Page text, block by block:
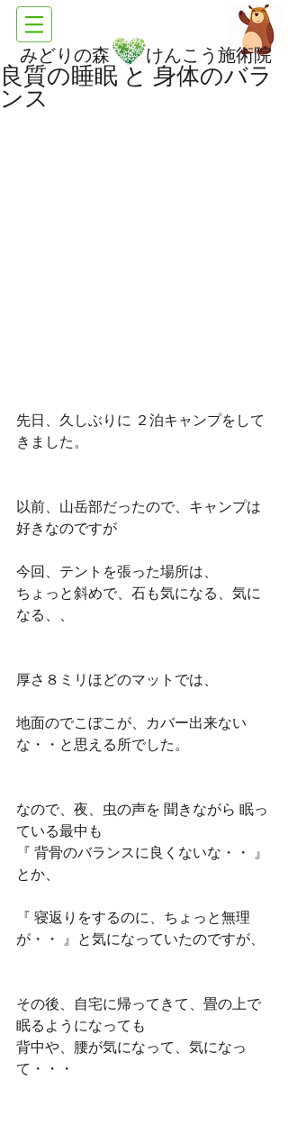
みどりの森 けんこう施術院
良質の睡眠 と 身体のバラ
ンス
先日、久しぶりに ２泊キャンプをして
きました。
以前、山岳部だったので、キャンプは
好きなのですが
今回、テントを張った場所は、
ちょっと斜めで、石も気になる、気に
なる、、
厚さ８ミリほどのマットでは、
地面のでこぼこが、カバー出来ない
な・・と思える所でした。
なので、夜、虫の声を 聞きながら 眠っ
ている最中も
『 背骨のバランスに良くないな・・ 』
とか、
『 寝返りをするのに、ちょっと無理
が・・ 』と気になっていたのですが、
その後、自宅に帰ってきて、畳の上で
眠るようになっても
背中や、腰が気になって、気になっ
て・・・